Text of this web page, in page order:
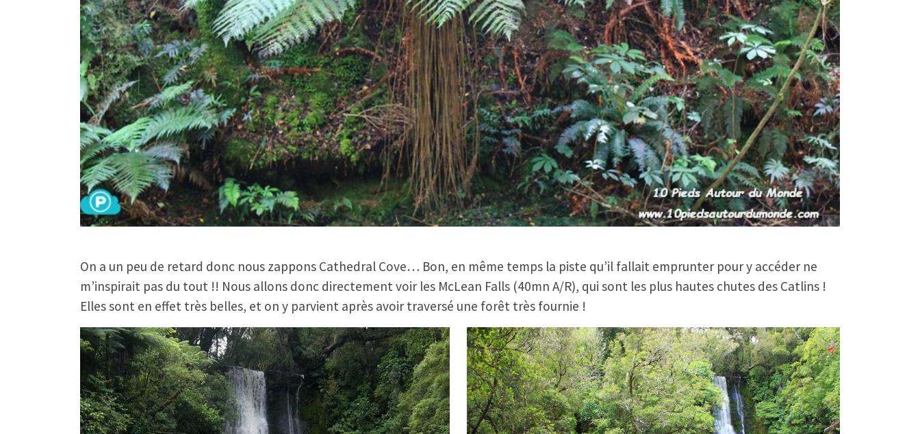
On a un peu de retard donc nous zappons Cathedral Cove… Bon, en même temps la piste qu’il fallait emprunter pour y accéder ne
m’inspirait pas du tout !! Nous allons donc directement voir les McLean Falls (40mn A/R), qui sont les plus hautes chutes des Catlins !
Elles sont en effet très belles, et on y parvient après avoir traversé une forêt très fournie !